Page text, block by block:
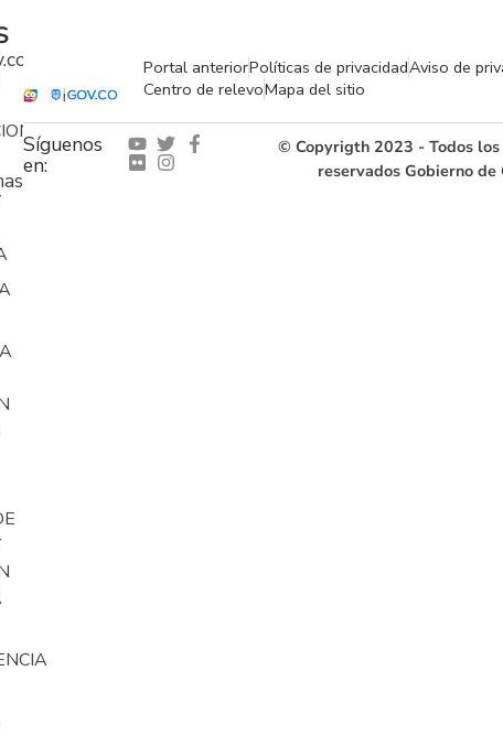
Portal anteriorPolíticas de privacidadAviso de
Centro de relevoMapa del sitio
Síguenos
en:
© Copyrigth 2023 - Todos los
reservados Gobierno de